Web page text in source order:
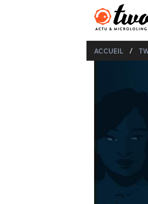
ACCUEIL /